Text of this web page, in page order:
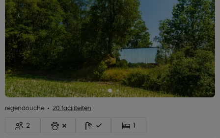
regendouche 20 faciliteiten
2 1